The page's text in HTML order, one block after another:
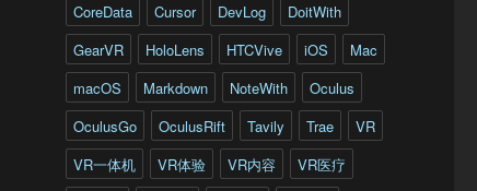
CoreData
Cursor DevLog
DoitWith
GearVR
HoloLens HTCVive iOS
Mac
macOS
Markdown NoteWith
Oculus
OculusGo
OculusRift Tavily Trae
VR
VR一体机
VR体验 VR内容
VR医疗